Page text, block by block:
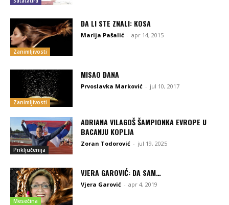
Zanimljivosti
DA LI STE ZNALI: KOSA
Marija Pašalić - apr 14, 2015
Zanimljivosti
MISAO DANA
Prvoslavka Marković - jul 10, 2017
Priključenija
ADRIANA VILAGOŠ ŠAMPIONKA EVROPE U
BACANJU KOPLJA
Zoran Todorović - jul 19, 2025
Mesečina
VJERA GAROVIĆ: DA SAM…
Vjera Garović - apr 4, 2019